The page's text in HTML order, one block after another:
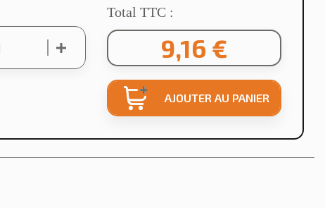
Total TTC :
9,16 €
AJOUTER AU PANIER